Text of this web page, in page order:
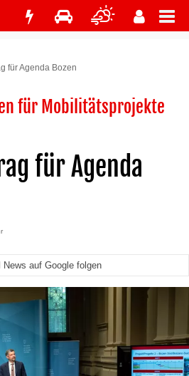
für Agenda Bozen
für Mobilitätsprojekte
für Agenda
News auf Google folgen